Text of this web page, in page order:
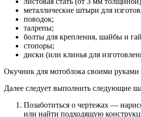
металлические штыри для
поводок;
талрепы;
болты для крепления, шайбы и
стопоры;
диски (или клинья для
Окучник для мотоблока своими руками
Далее следует выполнить следующие
Позаботиться о чертежах —
или найти подходящую